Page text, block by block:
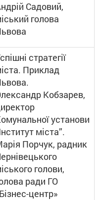
Садовий,
голова
стратегії
Приклад
Кобзарев,
установи
міста”.
Порчук, радник
голови,
ради ГО
центр»